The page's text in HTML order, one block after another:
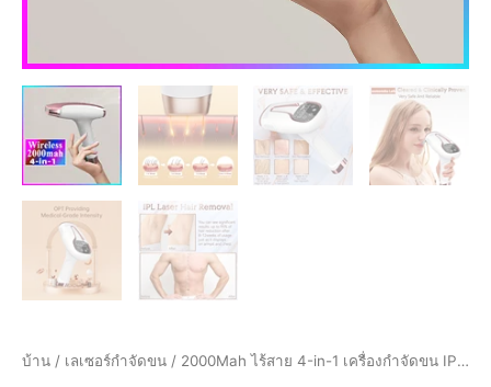
บ้าน / เลเซอร์กำจัดขน / 2000Mah ไร้สาย 4-in-1 เครื่องกำจัดขน IPL เลเซอร์สำหรับผู้หญิงใช้ในบ้านอุปกรณ์กำจัดขนไฟฟ้าไม่เจ็บปวดเครื่องบิกินี่ Dropshipping